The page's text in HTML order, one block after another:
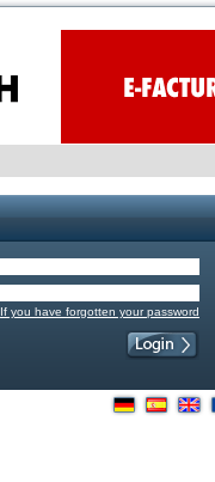
If you have forgotten your password